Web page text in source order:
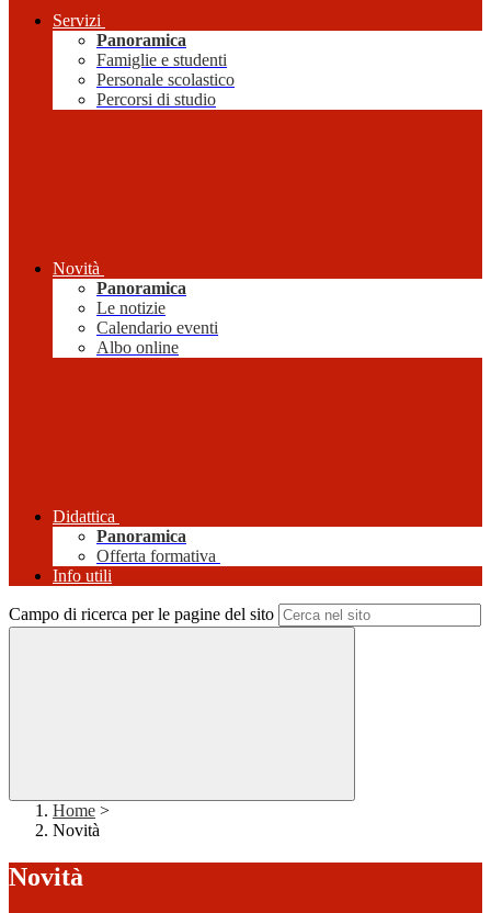
Servizi
Panoramica
Famiglie e studenti
Personale scolastico
Percorsi di studio
Novità
Panoramica
Le notizie
Calendario eventi
Albo online
Didattica
Panoramica
Offerta formativa
Info utili
Campo di ricerca per le pagine del sito
Home >
Novità
Novità